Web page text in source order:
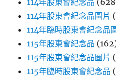
114年股東會紀念品
114年股東會紀念品圖片
114年臨時股東會紀念品
115年股東會紀念品
115年股東會紀念品圖片
115年臨時股東會紀念品